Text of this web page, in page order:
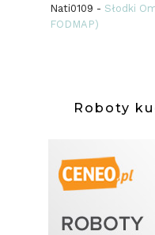
Nati0109 - Słodki
FODMAP)
Roboty